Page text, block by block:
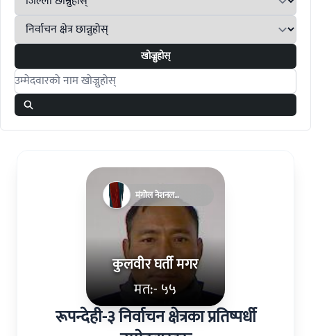
खोज्नुहोस्
Search candidates
कुलवीर घर्ती मगर
मत:- ५५
मंगोल नेशनल
अर्गनाइजेसन
रूपन्देही-३ निर्वाचन क्षेत्रका प्रतिष्पर्धी